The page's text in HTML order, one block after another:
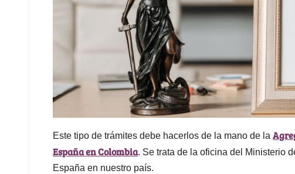
Este tipo de trámites debe hacerlos de la mano de la
España en Colombia. Se trata de la oficina del Ministerio
España en nuestro país.